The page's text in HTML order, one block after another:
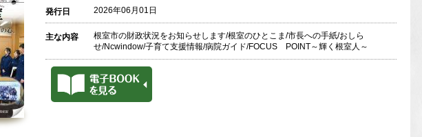
発行日 2026年06月01日
主な内容
根室市の財政状況をお知らせします/根室のひとこま/市長への手紙/おしら
せ/Ncwindow/子育て支援情報/病院ガイド/FOCUS POINT～輝く根室人～